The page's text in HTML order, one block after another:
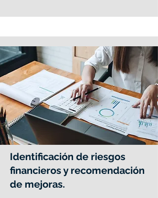
Identificación de riesgos
financieros y recomendación
de mejoras.